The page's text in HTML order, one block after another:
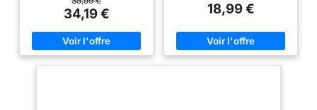
20 heures d'éclairage continu.
Indépendante du soleil: lumière
couvert ou en cas de coupure
de courant. Contenu: 2
lanternes, 1 télécommande IR, 2
34,19 €
portable. Dépliez toutes les
des crochets en haut, elles
peuvent être utilisées comme de
petites suspensions qui
18,99 €